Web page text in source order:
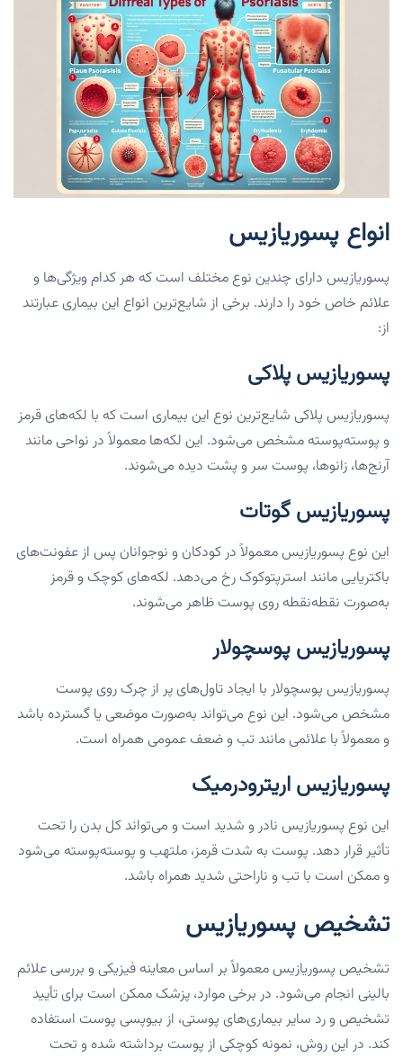
انواع پسوریازیس
پسوریازیس دارای چندین نوع مختلف است که هر کدام ویژگی‌ها و
علائم خاص خود را دارند. برخی از شایع‌ترین انواع این بیماری عبارتند
از:
پسوریازیس پلاکی
پسوریازیس پلاکی شایع‌ترین نوع این بیماری است که با لکه‌های قرمز
و پوسته‌پوسته مشخص می‌شود. این لکه‌ها معمولاً در نواحی مانند
آرنج‌ها، زانوها، پوست سر و پشت دیده می‌شوند.
پسوریازیس گوتات
این نوع پسوریازیس معمولاً در کودکان و نوجوانان پس از عفونت‌های
باکتریایی مانند استرپتوکوک رخ می‌دهد. لکه‌های کوچک و قرمز
به‌صورت نقطه‌نقطه روی پوست ظاهر می‌شوند.
پسوریازیس پوسچولار
پسوریازیس پوسچولار با ایجاد تاول‌های پر از چرک روی پوست
مشخص می‌شود. این نوع می‌تواند به‌صورت موضعی یا گسترده باشد
و معمولاً با علائمی مانند تب و ضعف عمومی همراه است.
پسوریازیس اریترودرمیک
این نوع پسوریازیس نادر و شدید است و می‌تواند کل بدن را تحت
تأثیر قرار دهد. پوست به شدت قرمز، ملتهب و پوسته‌پوسته می‌شود
و ممکن است با تب و ناراحتی شدید همراه باشد.
تشخیص پسوریازیس
تشخیص پسوریازیس معمولاً بر اساس معاینه فیزیکی و بررسی علائم
بالینی انجام می‌شود. در برخی موارد، پزشک ممکن است برای تأیید
تشخیص و رد سایر بیماری‌های پوستی، از بیوپسی پوست استفاده
کند. در این روش، نمونه کوچکی از پوست برداشته شده و تحت